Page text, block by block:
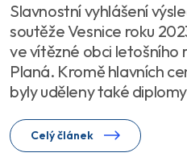
Slavnostní vyhlášení
soutěže Vesnice roku
ve vítězné obci letošního
Planá. Kromě hlavních
byly uděleny také
Celý článek